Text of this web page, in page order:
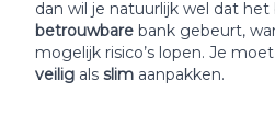
dan wil je natuurlijk wel dat het
betrouwbare bank gebeurt,
mogelijk risico’s lopen. Je
veilig als slim aanpakken.